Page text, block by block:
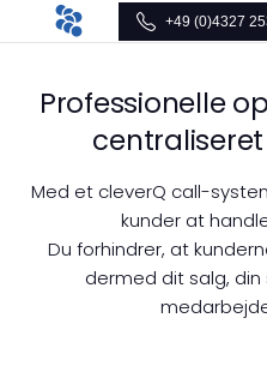
+49 (0)4327
Professionelle
Med et cleverQ call-
kunder at
Du forhindrer, at
dermed dit salg,